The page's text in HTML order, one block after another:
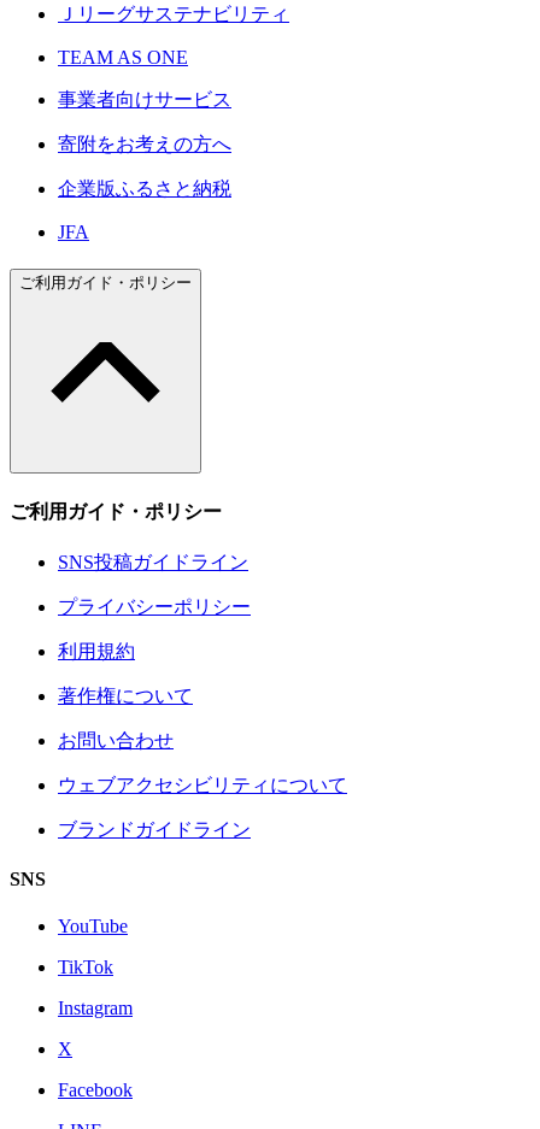
Ｊリーグサステナビリティ
TEAM AS ONE
事業者向けサービス
寄附をお考えの方へ
企業版ふるさと納税
JFA
ご利用ガイド・ポリシー
ご利用ガイド・ポリシー
SNS投稿ガイドライン
プライバシーポリシー
利用規約
著作権について
お問い合わせ
ウェブアクセシビリティについて
ブランドガイドライン
SNS
YouTube
TikTok
Instagram
X
Facebook